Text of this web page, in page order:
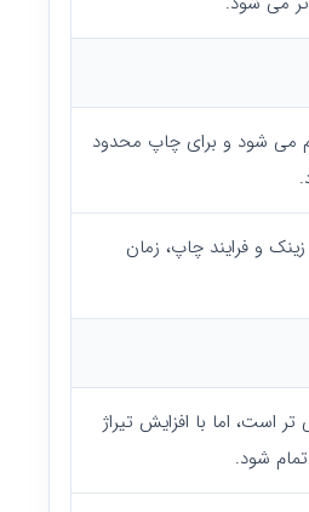
می شود و برای چاپ محدود
و فرایند چاپ، زمان
است، اما با افزایش تیراژ
شود.